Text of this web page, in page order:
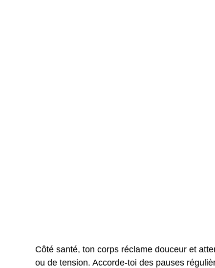
Côté santé, ton corps réclame douceur et
ou de tension. Accorde-toi des pauses